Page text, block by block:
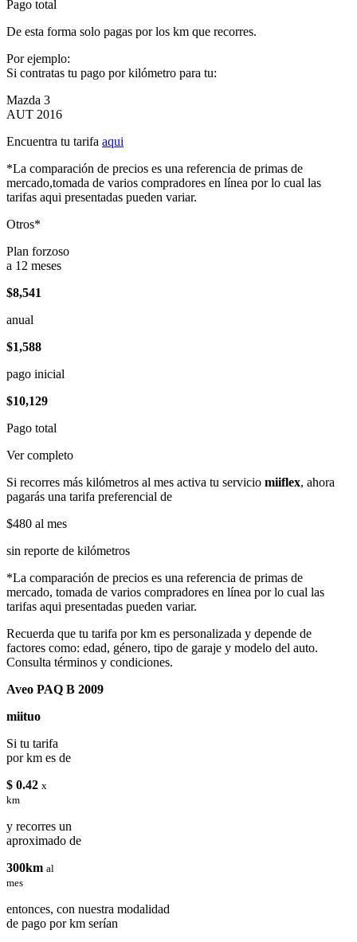
Pago total
De esta forma solo pagas por los km que recorres.
Por ejemplo:
Si contratas tu pago por kilómetro para tu:
Mazda 3
AUT 2016
Encuentra tu tarifa aqui
*La comparación de precios es una referencia de primas de
mercado,tomada de varios compradores en línea por lo cual las
tarifas aqui presentadas pueden variar.
Otros*
Plan forzoso
a 12 meses
$8,541
anual
$1,588
pago inicial
$10,129
Pago total
Ver completo
Si recorres más kilómetros al mes activa tu servicio miiflex, ahora
pagarás una tarifa preferencial de
$480 al mes
sin reporte de kilómetros
*La comparación de precios es una referencia de primas de
mercado, tomada de varios compradores en línea por lo cual las
tarifas aqui presentadas pueden variar.
Recuerda que tu tarifa por km es personalizada y depende de
factores como: edad, género, tipo de garaje y modelo del auto.
Consulta términos y condiciones.
Aveo PAQ B 2009
miituo
Si tu tarifa
por km es de
$ 0.42 x
km
y recorres un
aproximado de
300km al
mes
entonces, con nuestra modalidad
de pago por km serían